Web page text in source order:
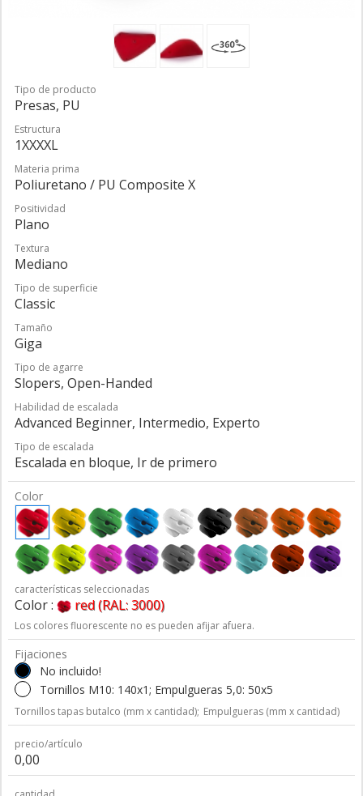
Tipo de producto
Presas, PU
Estructura
1XXXXL
Materia prima
Poliuretano / PU Composite X
Positividad
Plano
Textura
Mediano
Tipo de superficie
Classic
Tamaño
Giga
Tipo de agarre
Slopers, Open-Handed
Habilidad de escalada
Advanced Beginner, Intermedio, Experto
Tipo de escalada
Escalada en bloque, Ir de primero
Color
características seleccionadas
Color : red (RAL: 3000)
Los colores fluorescente no es pueden afijar afuera.
Fijaciones
No incluido!
Tornillos M10: 140x1; Empulgueras 5,0: 50x5
Tornillos tapas butalco (mm x cantidad); Empulgueras (mm x cantidad)
precio/artículo
0,00